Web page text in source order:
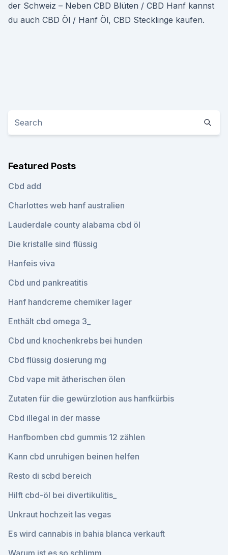
der Schweiz – Neben CBD Blüten / CBD Hanf kannst
du auch CBD Öl / Hanf Öl, CBD Stecklinge kaufen.
Featured Posts
Cbd add
Charlottes web hanf australien
Lauderdale county alabama cbd öl
Die kristalle sind flüssig
Hanfeis viva
Cbd und pankreatitis
Hanf handcreme chemiker lager
Enthält cbd omega 3_
Cbd und knochenkrebs bei hunden
Cbd flüssig dosierung mg
Cbd vape mit ätherischen ölen
Zutaten für die gewürzlotion aus hanfkürbis
Cbd illegal in der masse
Hanfbomben cbd gummis 12 zählen
Kann cbd unruhigen beinen helfen
Resto di scbd bereich
Hilft cbd-öl bei divertikulitis_
Unkraut hochzeit las vegas
Es wird cannabis in bahia blanca verkauft
Warum ist es so schlimm_